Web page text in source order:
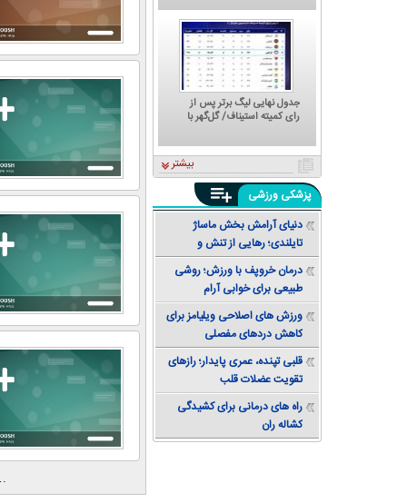
جدول نهایی لیگ برتر پس از
رای کمیته استیناف/ گل‌گهر با
بیشتر
پزشکی ورزشی
دنیای آرامش بخش ماساژ
تایلندی؛ رهایی از تنش و
دستیابی به تعادل
درمان خروپف با ورزش؛ روشی
طبیعی برای خوابی آرام
ورزش های اصلاحی ویلیامز برای
کاهش دردهای مفصلی
قلبی تپنده، عمری پایدار؛ رازهای
تقویت عضلات قلب
راه های درمانی برای کشیدگی
کشاله ران